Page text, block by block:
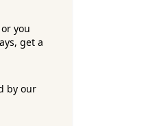
you
get a
by our